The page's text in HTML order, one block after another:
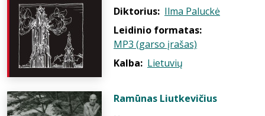
Diktorius: Ilma Paluckė
Leidinio formatas:
MP3 (garso įrašas)
Kalba: Lietuvių
Ramūnas Liutkevičius